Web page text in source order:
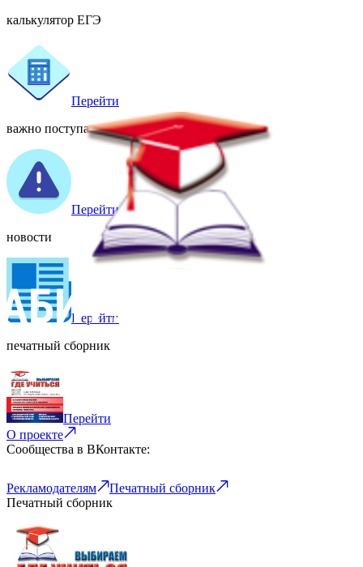
калькулятор ЕГЭ
Перейти
важно поступающему
Перейти
новости
Перейти
печатный сборник
Перейти
О проекте
Сообщества в ВКонтакте:
Рекламодателям
Печатный сборник
Печатный сборник